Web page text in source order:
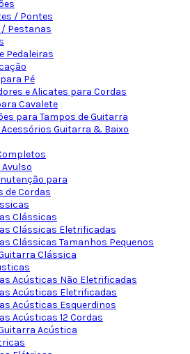
/ Pontes
/ Pestanas
Pedaleiras
Pé
e Alicates para Cordas
Cavalete
para Tampos de Guitarra
Guitarra & Baixo
para
Cordas
Clássicas
Clássicas Eletrificadas
Clássicas Tamanhos Pequenos
Clássica
Acústicas Não Eletrificadas
Acústicas Eletrificadas
Acústicas Esquerdinos
Acústicas 12 Cordas
Acústica